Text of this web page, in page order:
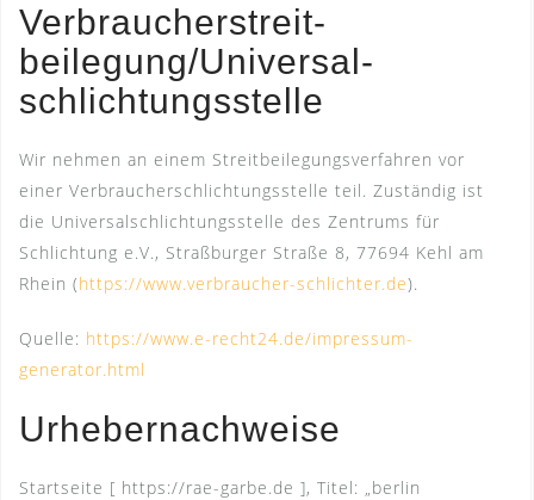
Verbraucher­streit­
beilegung/Universal­
schlichtungs­stelle
Wir nehmen an einem Streitbeilegungsverfahren vor
einer Verbraucherschlichtungsstelle teil. Zuständig ist
die Universalschlichtungsstelle des Zentrums für
Schlichtung e.V., Straßburger Straße 8, 77694 Kehl am
Rhein (https://www.verbraucher-schlichter.de).
Quelle: https://www.e-recht24.de/impressum-
generator.html
Urhebernachweise
Startseite [ https://rae-garbe.de ], Titel: „berlin